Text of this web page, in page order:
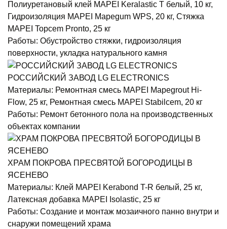
Полиуретановый клей MAPEI Keralastic T белый, 10 кг,
Гидроизоляция MAPEI Mapegum WPS, 20 кг, Стяжка
MAPEI Topcem Pronto, 25 кг
Работы: Обустройство стяжки, гидроизоляция
поверхности, укладка натурального камня
РОССИЙСКИЙ ЗАВОД LG ELECTRONICS
Материалы: Ремонтная смесь MAPEI Mapegrout Hi-
Flow, 25 кг, Ремонтная смесь MAPEI Stabilcem, 20 кг
Работы: Ремонт бетонного пола на производственных
объектах компании
ХРАМ ПОКРОВА ПРЕСВЯТОЙ БОГОРОДИЦЫ В
ЯСЕНЕВО
Материалы: Клей MAPEI Kerabond T-R белый, 25 кг,
Латексная добавка MAPEI Isolastic, 25 кг
Работы: Создание и монтаж мозаичного панно внутри и
снаружи помещений храма